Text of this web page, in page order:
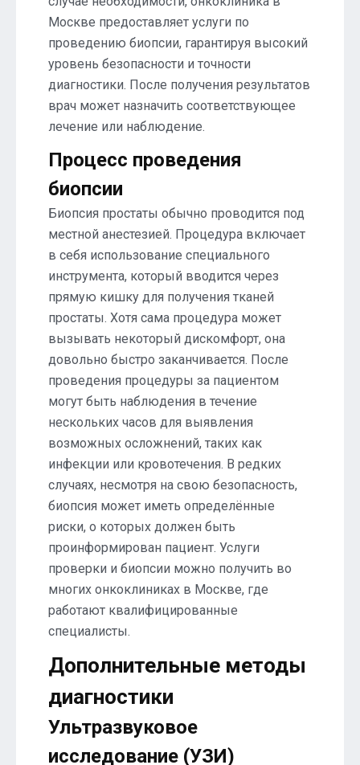
Москве предоставляет услуги по
проведению биопсии, гарантируя высокий
уровень безопасности и точности
диагностики. После получения результатов
врач может назначить соответствующее
лечение или наблюдение.
Процесс проведения
биопсии
Биопсия простаты обычно проводится под
местной анестезией. Процедура включает
в себя использование специального
инструмента, который вводится через
прямую кишку для получения тканей
простаты. Хотя сама процедура может
вызывать некоторый дискомфорт, она
довольно быстро заканчивается. После
проведения процедуры за пациентом
могут быть наблюдения в течение
нескольких часов для выявления
возможных осложнений, таких как
инфекции или кровотечения. В редких
случаях, несмотря на свою безопасность,
биопсия может иметь определённые
риски, о которых должен быть
проинформирован пациент. Услуги
проверки и биопсии можно получить во
многих онкоклиниках в Москве, где
работают квалифицированные
специалисты.
Дополнительные методы
диагностики
Ультразвуковое
исследование (УЗИ)